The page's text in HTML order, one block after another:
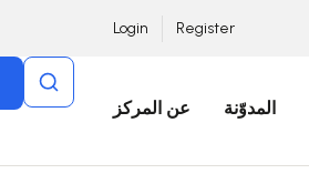
Register
Login
المدوّنة عن المركز